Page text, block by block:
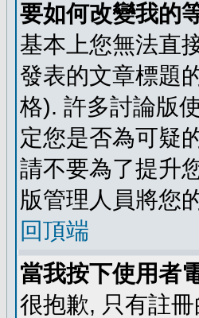
要如何改變我的
基本上您無法直
發表的文章標題
格). 許多討論版
定您是否為可疑
請不要為了提升
版管理人員將您
回頂端
當我按下使用者
很抱歉, 只有註